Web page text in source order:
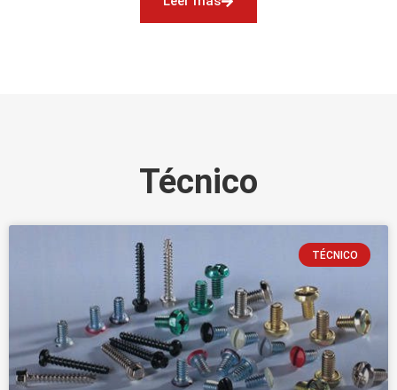
Técnico
TÉCNICO